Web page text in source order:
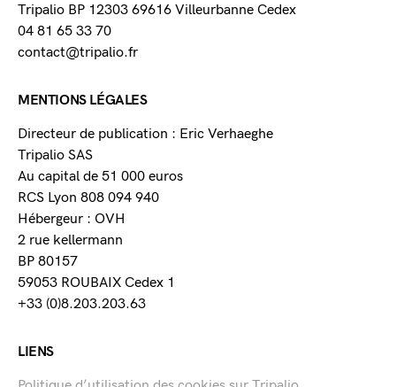
Tripalio BP 12303 69616 Villeurbanne Cedex
04 81 65 33 70
contact@tripalio.fr
MENTIONS LÉGALES
Directeur de publication : Eric Verhaeghe
Tripalio SAS
Au capital de 51 000 euros
RCS Lyon 808 094 940
Hébergeur : OVH
2 rue kellermann
BP 80157
59053 ROUBAIX Cedex 1
+33 (0)8.203.203.63
LIENS